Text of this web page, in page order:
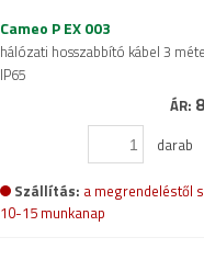
Cameo P EX 003
hálózati hosszabbító kábel 3
IP65
ÁR:
darab
Szállítás: a megrendeléstől
10-15 munkanap